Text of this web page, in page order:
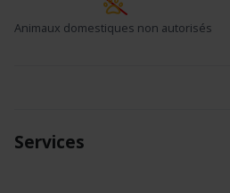
Animaux domestiques non autorisés
Services